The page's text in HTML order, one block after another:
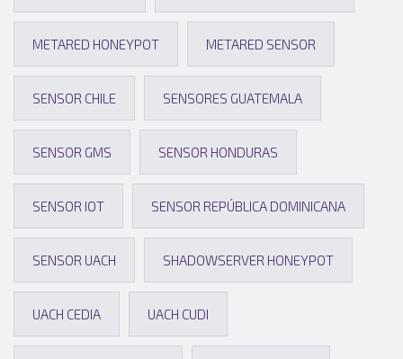
METARED HONEYPOT METARED SENSOR
SENSOR CHILE SENSORES GUATEMALA
SENSOR GMS SENSOR HONDURAS
SENSOR IOT SENSOR REPÚBLICA DOMINICANA
SENSOR UACH SHADOWSERVER HONEYPOT
UACH CEDIA UACH CUDI